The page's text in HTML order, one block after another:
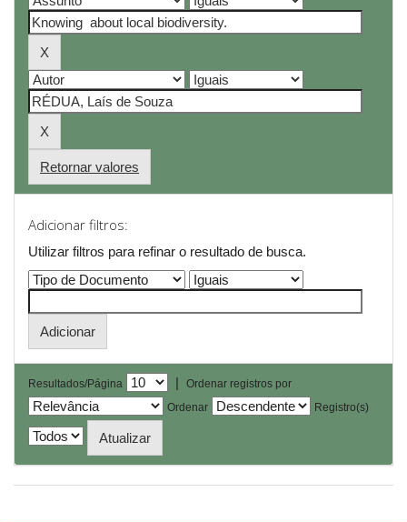
Retornar valores
Adicionar filtros:
Utilizar filtros para refinar o resultado de busca.
Resultados/Página |
Ordenar registros por
Ordenar
Registro(s)